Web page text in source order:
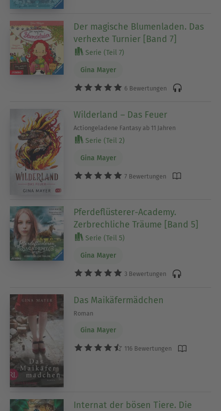
Der magische Blumenladen. Das
verhexte Turnier [Band 7]
Serie (Teil 7)
Gina Mayer
6 Bewertungen
Wilderland – Das Feuer
Actiongeladene Fantasy ab 11 Jahren
Serie (Teil 2)
Gina Mayer
7 Bewertungen
Pferdeflüsterer-Academy.
Zerbrechliche Träume [Band 5]
Serie (Teil 5)
Gina Mayer
3 Bewertungen
Das Maikäfermädchen
Roman
Gina Mayer
116 Bewertungen
Internat der bösen Tiere. Die